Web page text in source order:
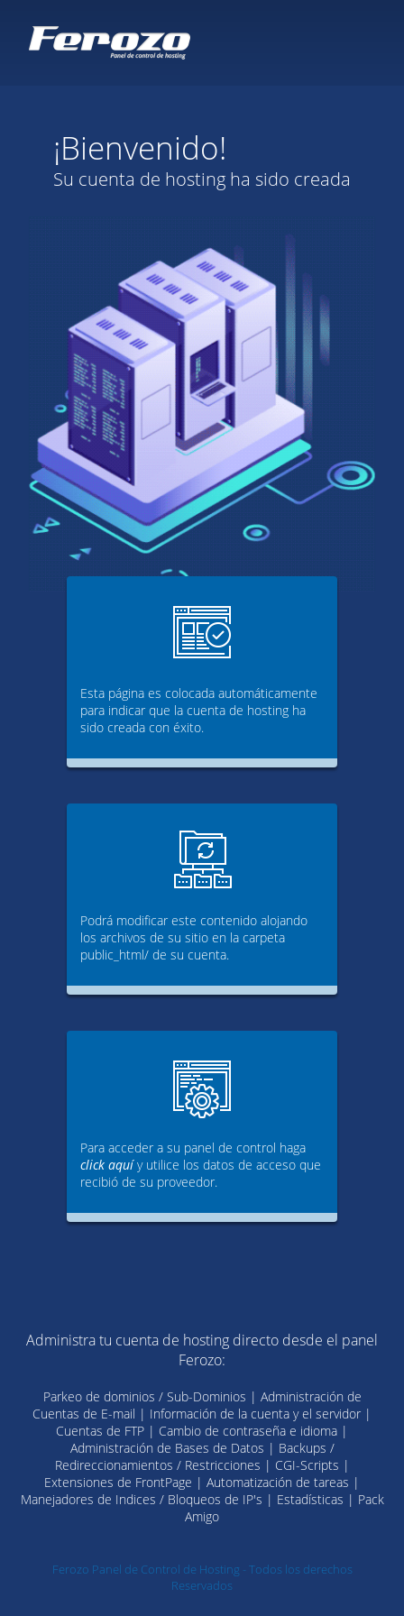
¡Bienvenido!
Su cuenta de hosting ha sido creada
Esta página es colocada automáticamente
para indicar que la cuenta de hosting ha
sido creada con éxito.
Podrá modificar este contenido alojando
los archivos de su sitio en la carpeta
public_html/ de su cuenta.
Para acceder a su panel de control haga
click aquíy utilice los datos de acceso que
recibió de su proveedor.
Administra tu cuenta de hosting directo desde el panel
Ferozo:
Parkeo de dominios / Sub-Dominios | Administración de
Cuentas de E-mail | Información de la cuenta y el servidor |
Cuentas de FTP | Cambio de contraseña e idioma |
Administración de Bases de Datos | Backups /
Redireccionamientos / Restricciones | CGI-Scripts |
Extensiones de FrontPage | Automatización de tareas |
Manejadores de Indices / Bloqueos de IP's | Estadísticas | Pack
Amigo
Ferozo Panel de Control de Hosting - Todos los derechos
Reservados